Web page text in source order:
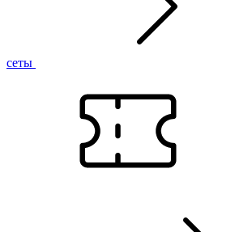
сеты